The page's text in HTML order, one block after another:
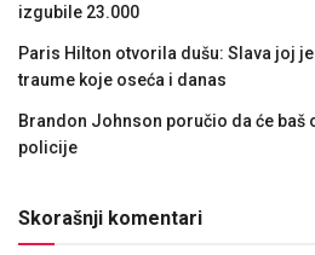
izgubile 23.000
Paris Hilton otvorila dušu: Slava joj
traume koje oseća i danas
Brandon Johnson poručio da će baš
policije
Skorašnji komentari